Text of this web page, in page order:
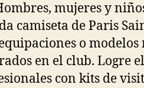
mujeres y
camiseta de Paris
o modelos
en el club. Logre el
con kits de